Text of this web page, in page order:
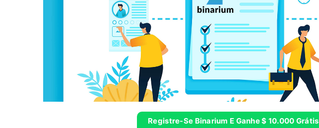
Registre-Se Binarium E Ganhe $ 10.000 Grátis